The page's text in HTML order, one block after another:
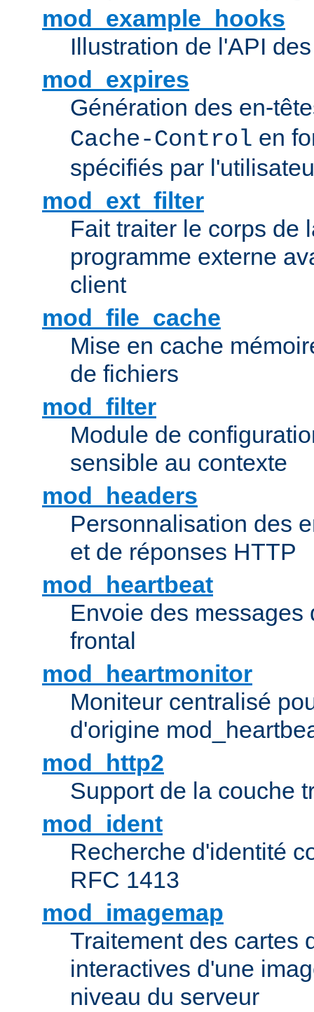
mod_example_hooks
Illustration de l'API
mod_expires
Génération des en-
Cache-Control en
spécifiés par
mod_ext_filter
Fait traiter le corps de
programme externe
client
mod_file_cache
Mise en cache
de fichiers
mod_filter
Module de
sensible au contexte
mod_headers
Personnalisation des
et de réponses HTTP
mod_heartbeat
Envoie des messages
frontal
mod_heartmonitor
Moniteur centralisé
d'origine
mod_http2
Support de la couche
mod_ident
Recherche d'identité
RFC 1413
mod_imagemap
Traitement des cartes
interactives d'une
niveau du serveur